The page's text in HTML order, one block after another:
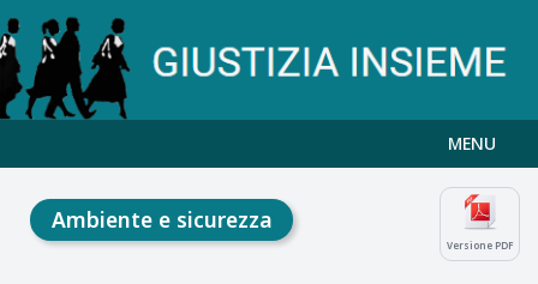
MENU
Versione PDF
Ambiente e sicurezza